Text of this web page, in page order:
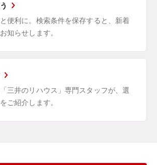
便利に。検索条件を保存すると、新着
知らせします。
三井のリハウス」専門スタッフが、選
ご紹介します。